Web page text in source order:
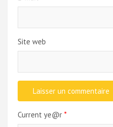
Site web
Current ye@r *